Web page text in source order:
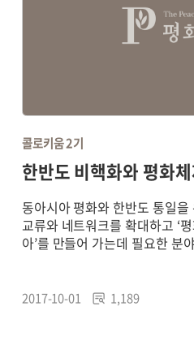
콜로키움 2기
한반도 비핵화와 평화
동아시아 평화와 한반도 통일
교류와 네트워크를 확대하고 ‘
아’를 만들어 가는데 필요한 분
2017~2018년에 연구 프로젝트
2017-10-01 1,189